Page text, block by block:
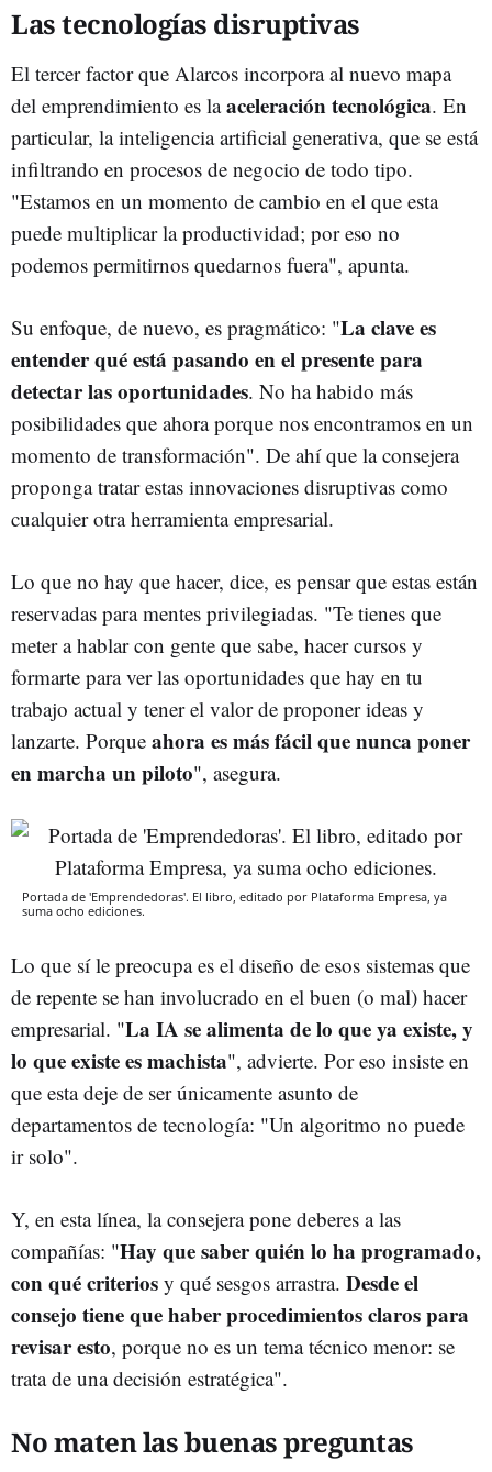
Las tecnologías disruptivas
El tercer factor que Alarcos incorpora al nuevo mapa
del emprendimiento es laaceleración tecnológica. En
particular, la inteligencia artificial generativa, que se está
infiltrando en procesos de negocio de todo tipo.
"Estamos en un momento de cambio en el que esta
puede multiplicar la productividad; por eso no
podemos permitirnos quedarnos fuera", apunta.
Su enfoque, de nuevo, es pragmático: "La clave es
entender qué está pasando en el presente para
detectar las oportunidades. No ha habido más
posibilidades que ahora porque nos encontramos en un
momento de transformación". De ahí que la consejera
proponga tratar estas innovaciones disruptivas como
cualquier otra herramienta empresarial.
Lo que no hay que hacer, dice, es pensar que estas están
reservadas para mentes privilegiadas. "Te tienes que
meter a hablar con gente que sabe, hacer cursos y
formarte para ver las oportunidades que hay en tu
trabajo actual y tener el valor de proponer ideas y
lanzarte. Porque ahora es más fácil que nunca poner
en marcha un piloto", asegura.
Portada de 'Emprendedoras'. El libro, editado por Plataforma Empresa, ya
suma ocho ediciones.
Lo que sí le preocupa es el diseño de esos sistemas que
de repente se han involucrado en el buen (o mal) hacer
empresarial. "La IA se alimenta de lo que ya existe, y
lo que existe es machista", advierte. Por eso insiste en
que esta deje de ser únicamente asunto de
departamentos de tecnología: "Un algoritmo no puede
ir solo".
Y, en esta línea, la consejera pone deberes a las
compañías: "Hay que saber quién lo ha programado,
con qué criterios y qué sesgos arrastra. Desde el
consejo tiene que haber procedimientos claros para
revisar esto, porque no es un tema técnico menor: se
trata de una decisión estratégica".
No maten las buenas preguntas